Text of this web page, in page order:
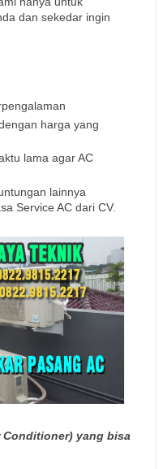
dan sekedar ingin
harga yang
lama agar AC
lainnya
Service AC dari CV.
Conditioner) yang bisa